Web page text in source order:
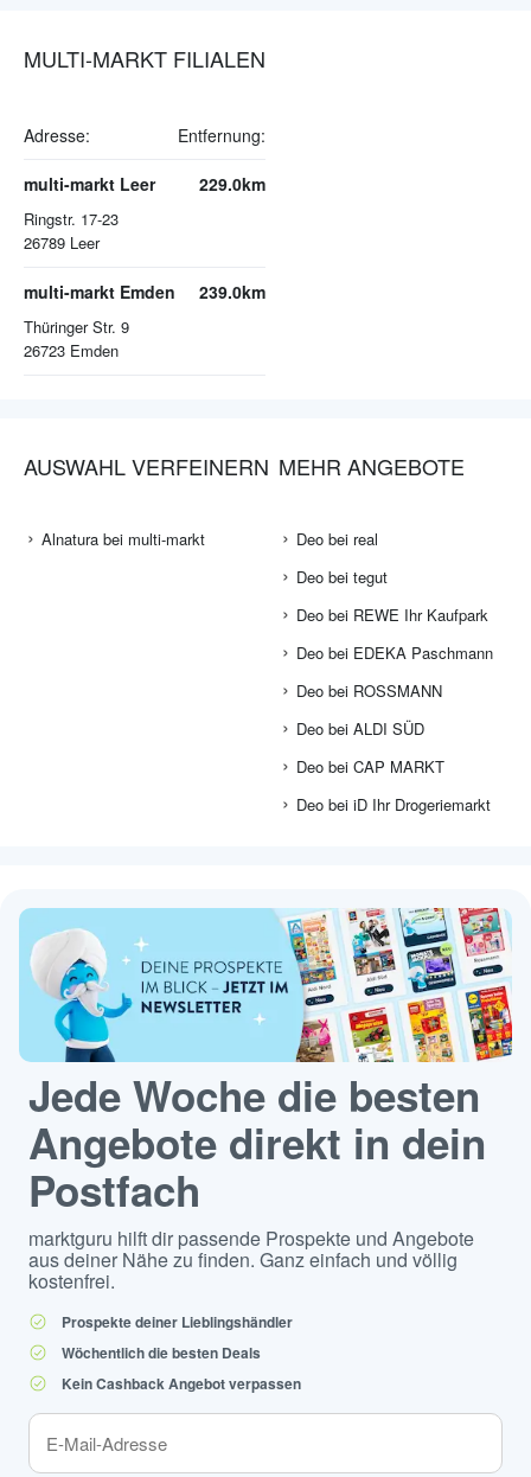
MULTI-MARKT FILIALEN
Adresse: Entfernung:
multi-markt Leer
Ringstr. 17-23
26789 Leer
229.0km
multi-markt Emden
Thüringer Str. 9
26723 Emden
239.0km
AUSWAHL VERFEINERN
Alnatura bei multi-markt
MEHR ANGEBOTE
Deo bei real
Deo bei tegut
Deo bei REWE Ihr Kaufpark
Deo bei EDEKA Paschmann
Deo bei ROSSMANN
Deo bei ALDI SÜD
Deo bei CAP MARKT
Deo bei iD Ihr Drogeriemarkt
Jede Woche die besten
Angebote direkt in dein
Postfach
marktguru hilft dir passende Prospekte und Angebote
aus deiner Nähe zu finden. Ganz einfach und völlig
kostenfrei.
Prospekte deiner Lieblingshändler
Wöchentlich die besten Deals
Kein Cashback Angebot verpassen